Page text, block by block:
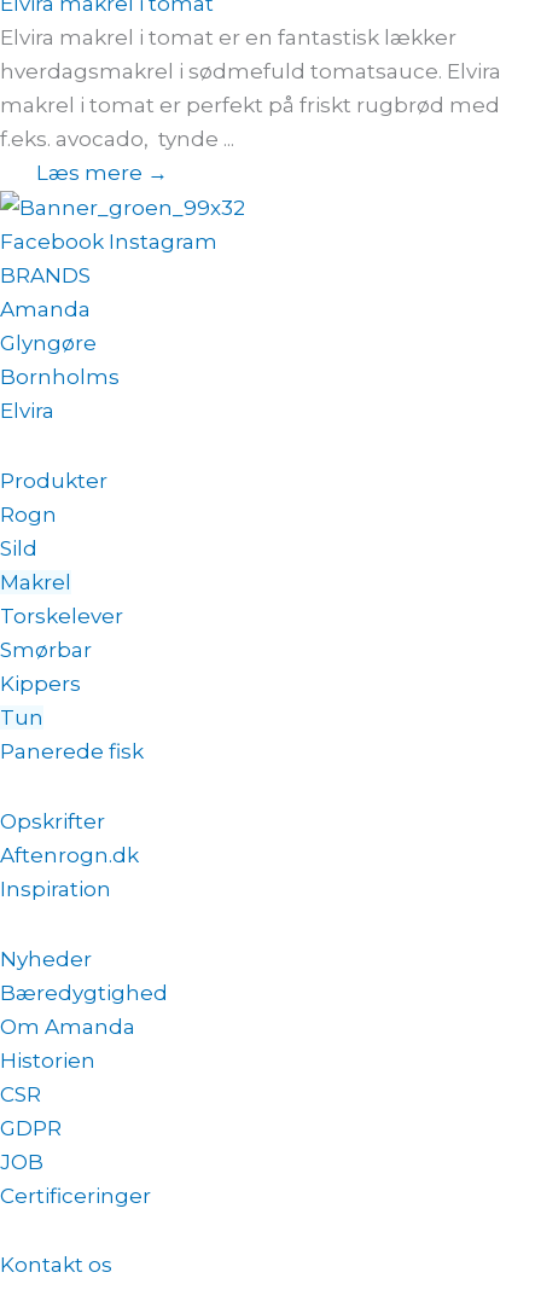
Elvira makrel i tomat er en fantastisk lækker
hverdagsmakrel i sødmefuld tomatsauce. Elvira
makrel i tomat er perfekt på friskt rugbrød med
f.eks. avocado, tynde ...
Læs mere →
Facebook Instagram
BRANDS
Amanda
Glyngøre
Bornholms
Elvira
Produkter
Rogn
Sild
Makrel
Torskelever
Smørbar
Kippers
Tun
Panerede fisk
Opskrifter
Aftenrogn.dk
Inspiration
Nyheder
Bæredygtighed
Om Amanda
Historien
CSR
GDPR
JOB
Certificeringer
Kontakt os